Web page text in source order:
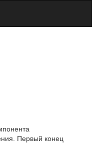
Первый конец